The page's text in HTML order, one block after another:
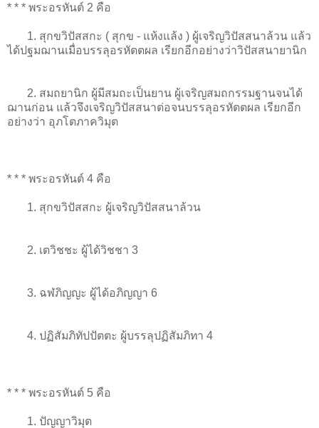
* * * พระอรหันต์ 2 คือ
1. สุกขวิปัสสกะ ( สุกข - แห้งแล้ง ) ผู้เจริญวิปัสสนาล้วน แล้ว
ได้ปฐมฌานเมื่อบรรลุอรหัตตผล เรียกอีกอย่างว่าวิปัสสนายานิก
2. สมถยานิก ผู้มีสมถะเป็นยาน ผู้เจริญสมถกรรมฐานจนได้
ฌานก่อน แล้วจึงเจริญวิปัสสนาต่อจนบรรลุอรหัตตผล เรียกอีก
อย่างว่า อุภโตภาควิมุต
* * * พระอรหันต์ 4 คือ
1. สุกขวิปัสสกะ ผู้เจริญวิปัสสนาล้วน
2. เตวิชชะ ผู้ได้วิชชา 3
3. ฉฬภิญญะ ผู้ได้อภิญญา 6
4. ปฏิสัมภิทัปปัตตะ ผู้บรรลุปฏิสัมภิทา 4
* * * พระอรหันต์ 5 คือ
1. ปัญญาวิมุต